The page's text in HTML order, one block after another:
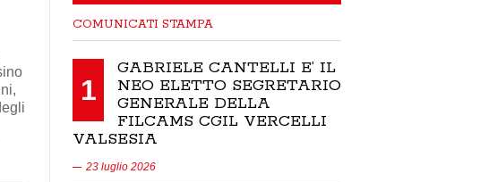
COMUNICATI STAMPA
1
GABRIELE CANTELLI E’ IL
NEO ELETTO SEGRETARIO
GENERALE DELLA
FILCAMS CGIL VERCELLI
VALSESIA
23 luglio 2026